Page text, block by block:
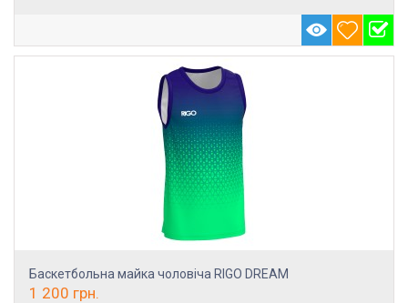
Баскетбольна майка чоловіча RIGO DREAM
1 200 грн.